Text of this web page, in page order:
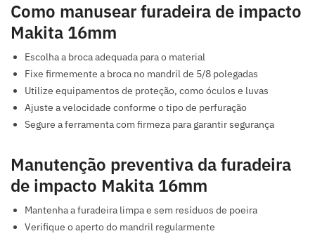
Como manusear furadeira de impacto
Makita 16mm
Escolha a broca adequada para o material
Fixe firmemente a broca no mandril de 5/8 polegadas
Utilize equipamentos de proteção, como óculos e luvas
Ajuste a velocidade conforme o tipo de perfuração
Segure a ferramenta com firmeza para garantir segurança
Manutenção preventiva da furadeira
de impacto Makita 16mm
Mantenha a furadeira limpa e sem resíduos de poeira
Verifique o aperto do mandril regularmente